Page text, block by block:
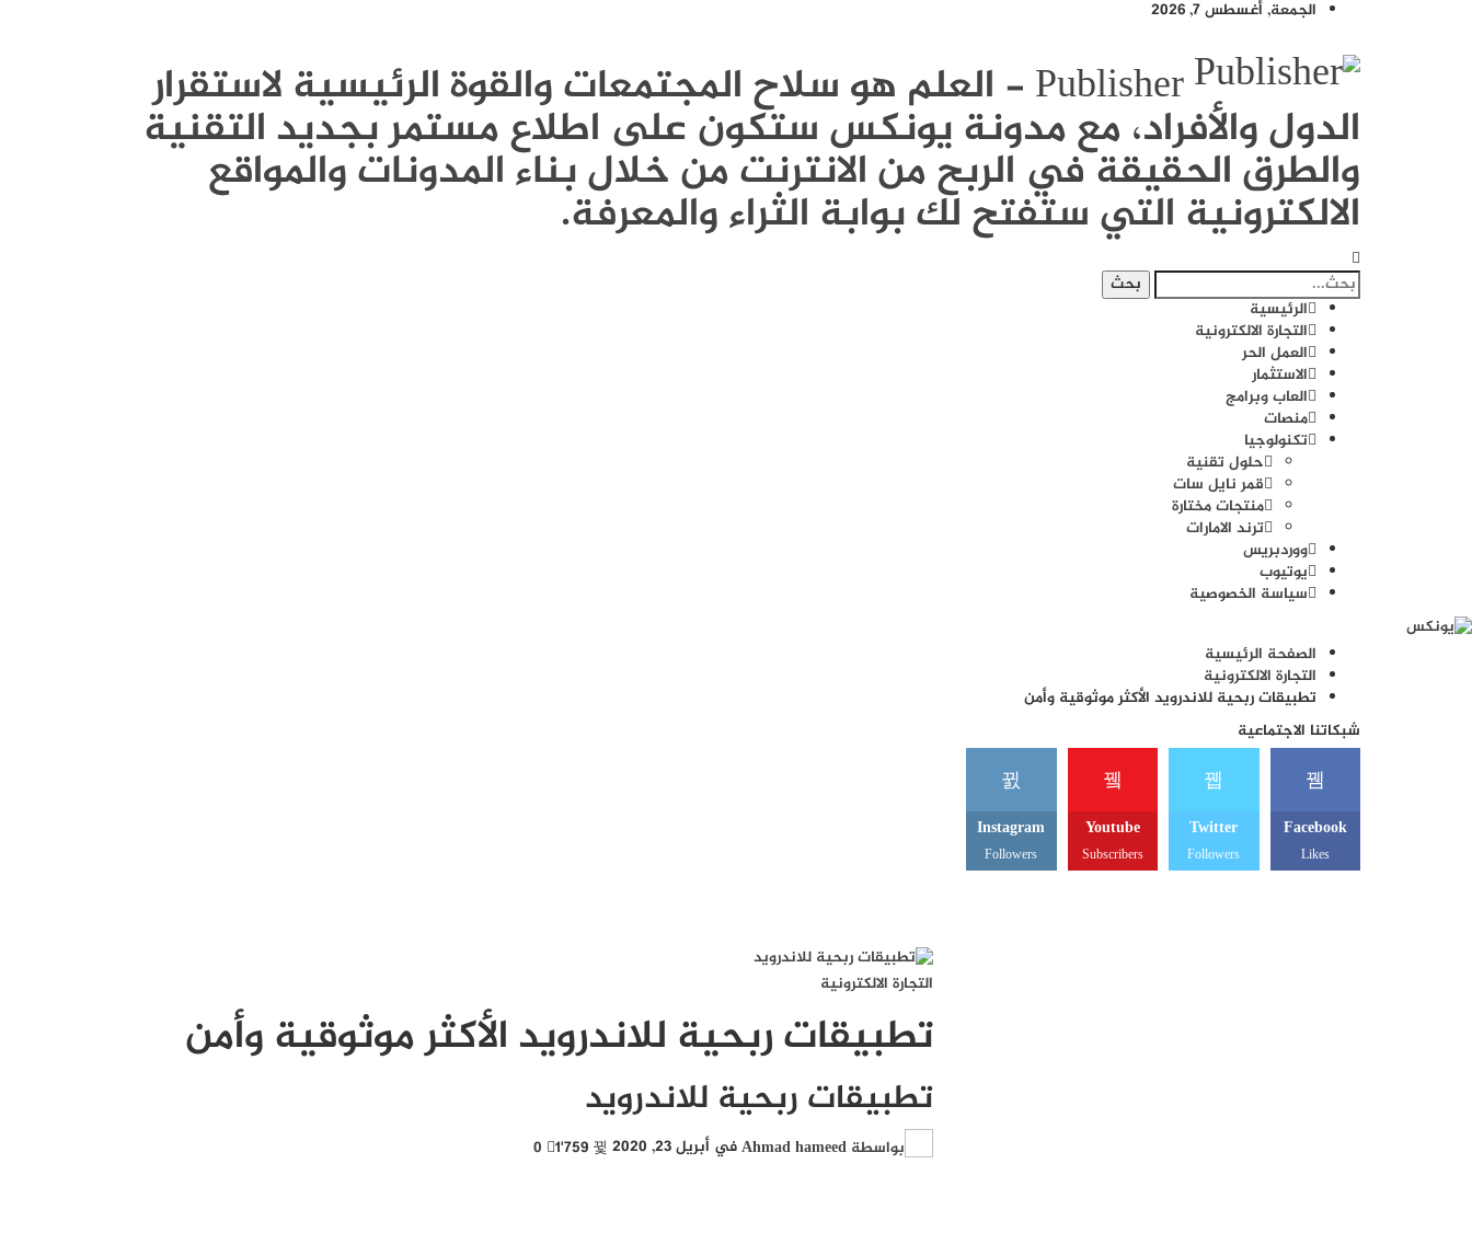
الجمعة, أغسطس 7, 2026
Publisher - العلم هو سلاح المجتمعات والقوة الرئيسية لاستقرار
الدول والأفراد، مع مدونة يونكس ستكون على اطلاع مستمر بجديد التقنية
والطرق الحقيقة في الربح من الانترنت من خلال بناء المدونات والمواقع
الالكترونية التي ستفتح لك بوابة الثراء والمعرفة.
الرئيسية
التجارة الالكترونية
العمل الحر
الاستثمار
العاب وبرامج
منصات
تكنولوجيا
حلول تقنية
قمر نايل سات
منتجات مختارة
ترند الامارات
ووردبريس
يوتيوب
سياسة الخصوصية
الصفحة الرئيسية
التجارة الالكترونية
تطبيقات ربحية للاندرويد الأكثر موثوقية وأمن
التجارة الالكترونية
تطبيقات ربحية للاندرويد الأكثر موثوقية وأمن
تطبيقات ربحية للاندرويد
بواسطة Ahmad hameedفي أبريل 23, 2020
شبكاتنا الاجتماعية
Facebook
Likes
Twitter
Followers
Youtube
Subscribers
Instagram
Followers